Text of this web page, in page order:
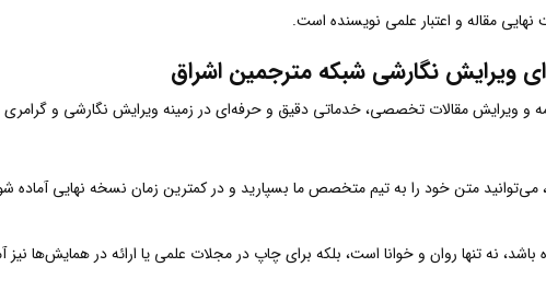
مقاله و اعتبار علمی نویسنده است.
ویرایش نگارشی شبکه مترجمین اشراق
و ویرایش مقالات تخصصی، خدماتی دقیق و حرفه‌ای در زمینه ویرایش نگارشی و گرامری
متن خود را به تیم متخصص ما بسپارید و در کمترین زمان نسخه نهایی آماده
نه تنها روان و خوانا است، بلکه برای چاپ در مجلات علمی یا ارائه در همایش‌ها نیز